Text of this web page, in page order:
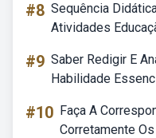
#8 Sequência
Atividades
#9 Saber Redigir E
Habilidade
#10 Faça A
Corretamente